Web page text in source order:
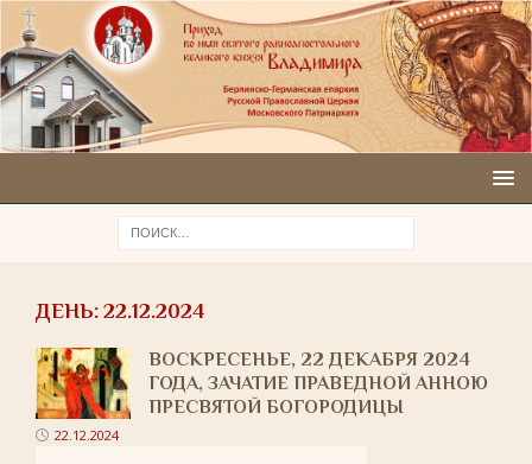
ДЕНЬ: 22.12.2024
ВОСКРЕСЕНЬЕ, 22 ДЕКАБРЯ 2024
ГОДА, ЗАЧАТИЕ ПРАВЕДНОЙ АННОЮ
ПРЕСВЯТОЙ БОГОРОДИЦЫ
22.12.2024